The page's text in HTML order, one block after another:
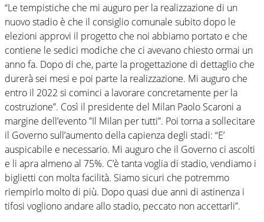
“Le tempistiche che mi auguro per la realizzazione di un
nuovo stadio è che il consiglio comunale subito dopo le
elezioni approvi il progetto che noi abbiamo portato e che
contiene le sedici modiche che ci avevano chiesto ormai un
anno fa. Dopo di che, parte la progettazione di dettaglio che
durerà sei mesi e poi parte la realizzazione. Mi auguro che
entro il 2022 si cominci a lavorare concretamente per la
costruzione”. Così il presidente del Milan Paolo Scaroni a
margine dell’evento ”Il Milan per tutti”. Poi torna a sollecitare
il Governo sull’aumento della capienza degli stadi: “E’
auspicabile e necessario. Mi auguro che il Governo ci ascolti
e li apra almeno al 75%. C’è tanta voglia di stadio, vendiamo i
biglietti con molta facilità. Siamo sicuri che potremmo
riempirlo molto di più. Dopo quasi due anni di astinenza i
tifosi vogliono andare allo stadio, peccato non accettarli”.